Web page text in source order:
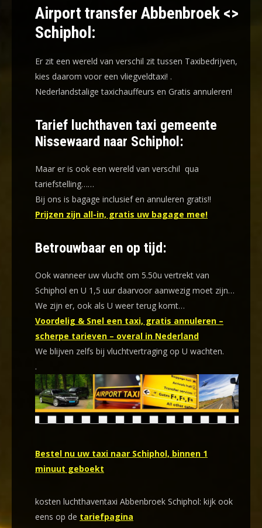
Airport transfer Abbenbroek <>
Schiphol:
Er zit een wereld van verschil zit tussen Taxibedrijven,
kies daarom voor een vliegveldtaxi! .
Nederlandstalige taxichauffeurs en Gratis annuleren!
Tarief luchthaven taxi gemeente
Nissewaard naar Schiphol:
Maar er is ook een wereld van verschil qua
tariefstelling……
Bij ons is bagage inclusief en annuleren gratis!!
Prijzen zijn all-in, gratis uw bagage mee!
Betrouwbaar en op tijd:
Ook wanneer uw vlucht om 5.50u vertrekt van
Schiphol en U 1,5 uur daarvoor aanwezig moet zijn…
We zijn er, ook als U weer terug komt…
Voordelig & Snel een taxi, gratis annuleren –
scherpe tarieven – overal in Nederland
We blijven zelfs bij vluchtvertraging op U wachten.
.
Bestel nu uw taxi naar Schiphol, binnen 1
minuut geboekt
kosten luchthaventaxi Abbenbroek Schiphol: kijk ook
eens op de tariefpagina